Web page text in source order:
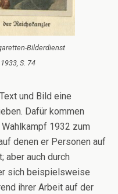
Bilderdienst
S. 74
und Bild eine
Dafür kommen
1932 zum
denen er Personen auf
aber auch durch
sich beispielsweise
ihrer Arbeit auf der